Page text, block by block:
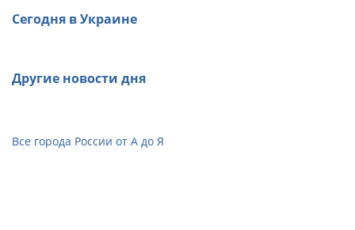
Сегодня в Украине
Другие новости дня
Все города России от А до Я